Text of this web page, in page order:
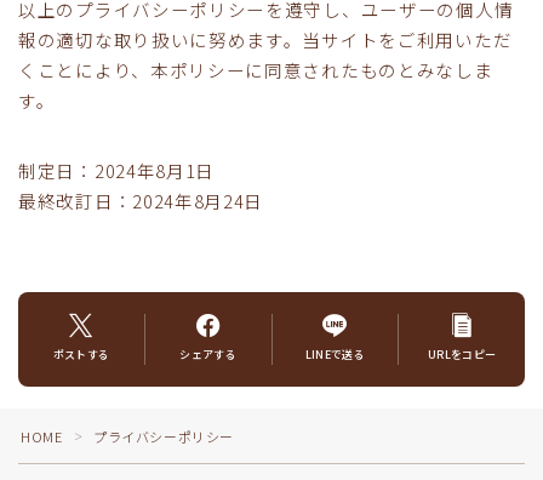
以上のプライバシーポリシーを遵守し、ユーザーの個人情
報の適切な取り扱いに努めます。当サイトをご利用いただ
くことにより、本ポリシーに同意されたものとみなしま
す。
制定日：2024年8月1日
最終改訂日：2024年8月24日
ポストする シェアする LINEで送る URLをコピー
HOME ＞ プライバシーポリシー